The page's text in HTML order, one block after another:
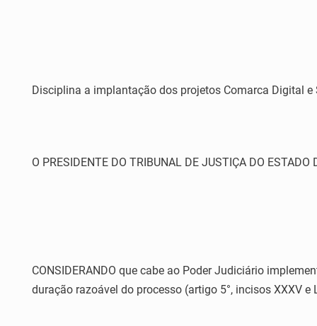
Disciplina a implantação dos projetos Comarca Digital
O PRESIDENTE DO TRIBUNAL DE JUSTIÇA DO
CONSIDERANDO que cabe ao Poder Judiciário
duração razoável do processo (artigo 5°, incisos XXXV e